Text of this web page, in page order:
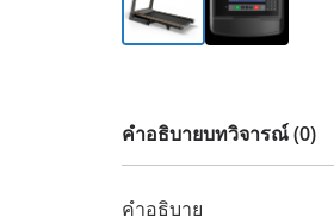
คำอธิบายบทวิจารณ์ (0)
คำอธิบาย